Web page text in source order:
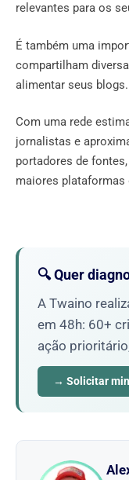
relevantes para os
É também uma
compartilham
alimentar seus blogs.
Com uma rede
jornalistas e
portadores de
maiores plataformas
🔍 Quer
A Twaino
em 48h: 60+
ação
→ Solicitar